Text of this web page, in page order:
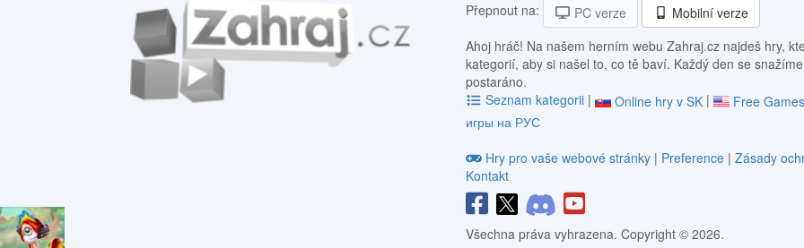
Přepnout na: PC verze
Mobilní verze
Ahoj hráč! Na našem herním webu Zahraj.cz najdeš hry,
kategorií, aby si našel to, co tě baví. Každý den se
postaráno.
Seznam kategorii | Online hry v SK | Free
игры на РУС
Hry pro vaše webové stránky | Preference | Zásady
Kontakt
Všechna práva vyhrazena. Copyright © 2026.